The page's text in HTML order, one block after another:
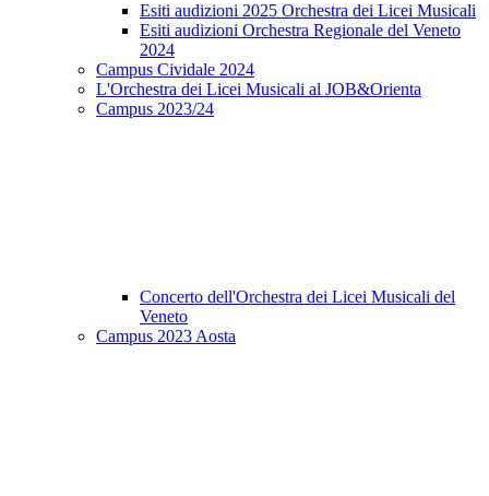
Esiti audizioni 2025 Orchestra dei Licei Musicali
Esiti audizioni Orchestra Regionale del Veneto
2024
Campus Cividale 2024
L'Orchestra dei Licei Musicali al JOB&Orienta
Campus 2023/24
Concerto dell'Orchestra dei Licei Musicali del
Veneto
Campus 2023 Aosta